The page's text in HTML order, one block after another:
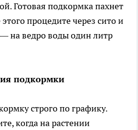
Готовая подкормка пахнет
процедите через сито и
на ведро воды один литр
подкормки
строго по графику.
когда на растении